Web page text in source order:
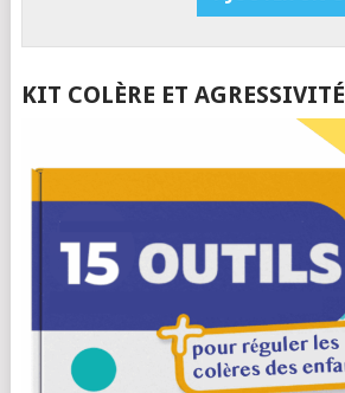
KIT COLÈRE ET AGRESSIVITÉ